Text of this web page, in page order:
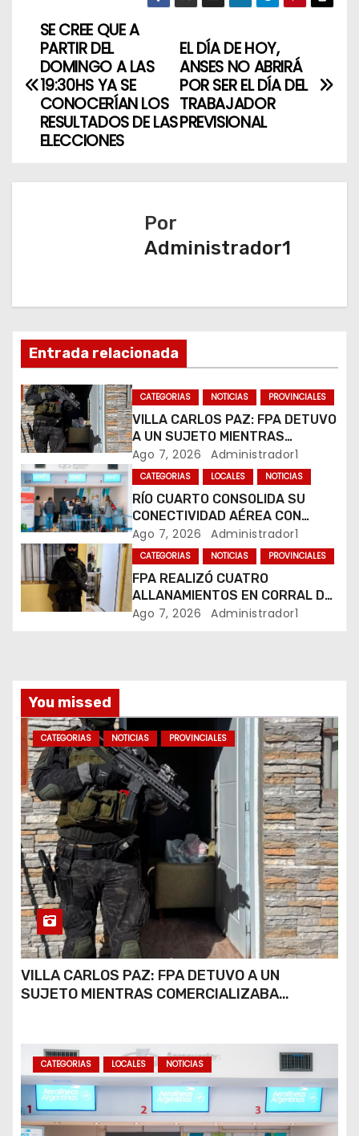
N
a
ó
n
d
e
e
n
t
r
a
d
EL DÍA DE HOY,
ANSES NO ABRIRÁ
POR SER EL DÍA DEL
TRABAJADOR
PREVISIONAL
SE CREE QUE A
PARTIR DEL
DOMINGO A LAS
19:30HS YA SE
CONOCERÍAN LOS
RESULTADOS DE LAS
ELECCIONES
Por
Administrador1
Entrada relacionada
CATEGORIAS NOTICIAS PROVINCIALES
VILLA CARLOS PAZ: FPA DETUVO
A UN SUJETO MIENTRAS
COMERCIALIZABA COCAÍNA Y
MARIHUANA EN UNA PLAZA
Ago 7, 2026 Administrador1
CATEGORIAS LOCALES NOTICIAS
RÍO CUARTO CONSOLIDA SU
CONECTIVIDAD AÉREA CON
CUATRO VUELOS SEMANALES A
BUENOS AIRES
Ago 7, 2026 Administrador1
CATEGORIAS NOTICIAS PROVINCIALES
FPA REALIZÓ CUATRO
ALLANAMIENTOS EN CORRAL DE
BUSTOS-IFFLINGER
Ago 7, 2026 Administrador1
You missed
CATEGORIAS NOTICIAS PROVINCIALES
VILLA CARLOS PAZ: FPA DETUVO A UN
SUJETO MIENTRAS COMERCIALIZABA
CATEGORIAS LOCALES NOTICIAS